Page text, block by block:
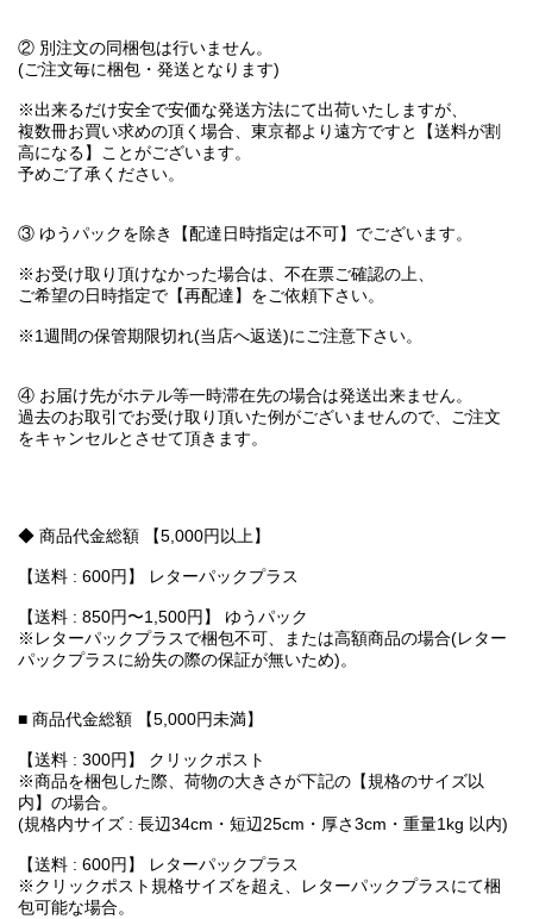
② 別注文の同梱包は行いません。
(ご注文毎に梱包・発送となります)
※出来るだけ安全で安価な発送方法にて出荷いたしますが、
複数冊お買い求めの頂く場合、東京都より遠方ですと【送料が割
高になる】ことがございます。
予めご了承ください。
③ ゆうパックを除き【配達日時指定は不可】でございます。
※お受け取り頂けなかった場合は、不在票ご確認の上、
ご希望の日時指定で【再配達】をご依頼下さい。
※1週間の保管期限切れ(当店へ返送)にご注意下さい。
④ お届け先がホテル等一時滞在先の場合は発送出来ません。
過去のお取引でお受け取り頂いた例がございませんので、ご注文
をキャンセルとさせて頂きます。
◆ 商品代金総額 【5,000円以上】
【送料 : 600円】 レターパックプラス
【送料 : 850円〜1,500円】 ゆうパック
※レターパックプラスで梱包不可、または高額商品の場合(レター
パックプラスに紛失の際の保証が無いため)。
■ 商品代金総額 【5,000円未満】
【送料 : 300円】 クリックポスト
※商品を梱包した際、荷物の大きさが下記の【規格のサイズ以
内】の場合。
(規格内サイズ : 長辺34cm・短辺25cm・厚さ3cm・重量1kg 以内)
【送料 : 600円】 レターパックプラス
※クリックポスト規格サイズを超え、レターパックプラスにて梱
包可能な場合。